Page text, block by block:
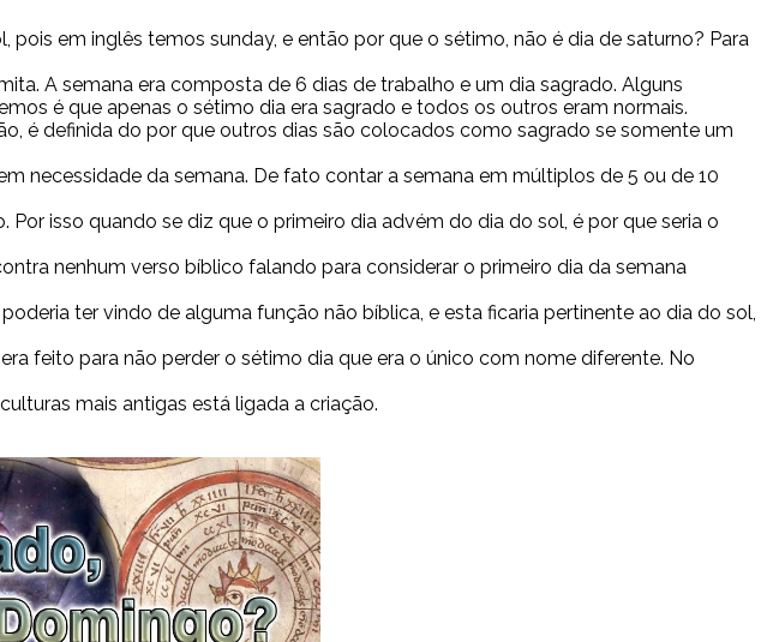
em inglês temos sunday, e então por que o sétimo, não é dia de saturno? Para
A semana era composta de 6 dias de trabalho e um dia sagrado. Alguns
é que apenas o sétimo dia era sagrado e todos os outros eram normais.
é definida do por que outros dias são colocados como sagrado se somente um
necessidade da semana. De fato contar a semana em múltiplos de 5 ou de 10
isso quando se diz que o primeiro dia advém do dia do sol, é por que seria o
nenhum verso bíblico falando para considerar o primeiro dia da semana
ter vindo de alguma função não bíblica, e esta ficaria pertinente ao dia do sol,
feito para não perder o sétimo dia que era o único com nome diferente. No
mais antigas está ligada a criação.